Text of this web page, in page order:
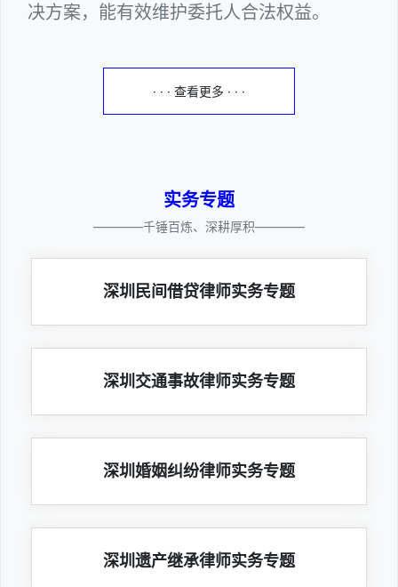
决方案，能有效维护委托人合法权益。
· · · 查看更多 · · ·
实务专题
————千锤百炼、深耕厚积————
深圳民间借贷律师实务专题
深圳交通事故律师实务专题
深圳婚姻纠纷律师实务专题
深圳遗产继承律师实务专题